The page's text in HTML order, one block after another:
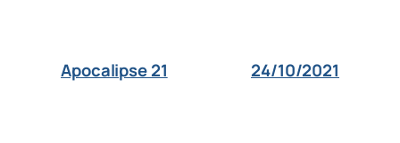
Apocalipse 21 24/10/2021